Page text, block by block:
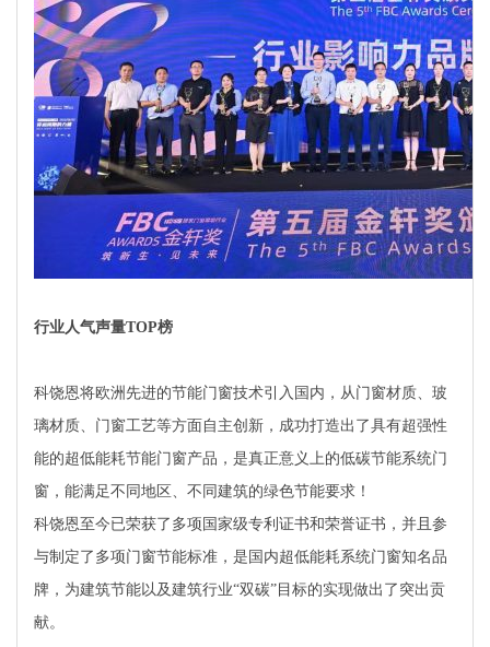
行业人气声量TOP榜
科饶恩将欧洲先进的节能门窗技术引入国内，从门窗材质、玻
璃材质、门窗工艺等方面自主创新，成功打造出了具有超强性
能的超低能耗节能门窗产品，是真正意义上的低碳节能系统门
窗，能满足不同地区、不同建筑的绿色节能要求！
科饶恩至今已荣获了多项国家级专利证书和荣誉证书，并且参
与制定了多项门窗节能标准，是国内超低能耗系统门窗知名品
牌，为建筑节能以及建筑行业“双碳”目标的实现做出了突出贡
献。